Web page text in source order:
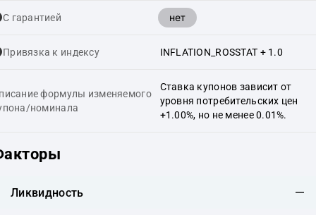
С гарантией нет
Привязка к индексу INFLATION_ROSSTAT + 1.0
формулы изменяемого
номинала
Ставка купонов зависит от
уровня потребительских цен
+1.00%, но не менее 0.01%.
Ликвидность